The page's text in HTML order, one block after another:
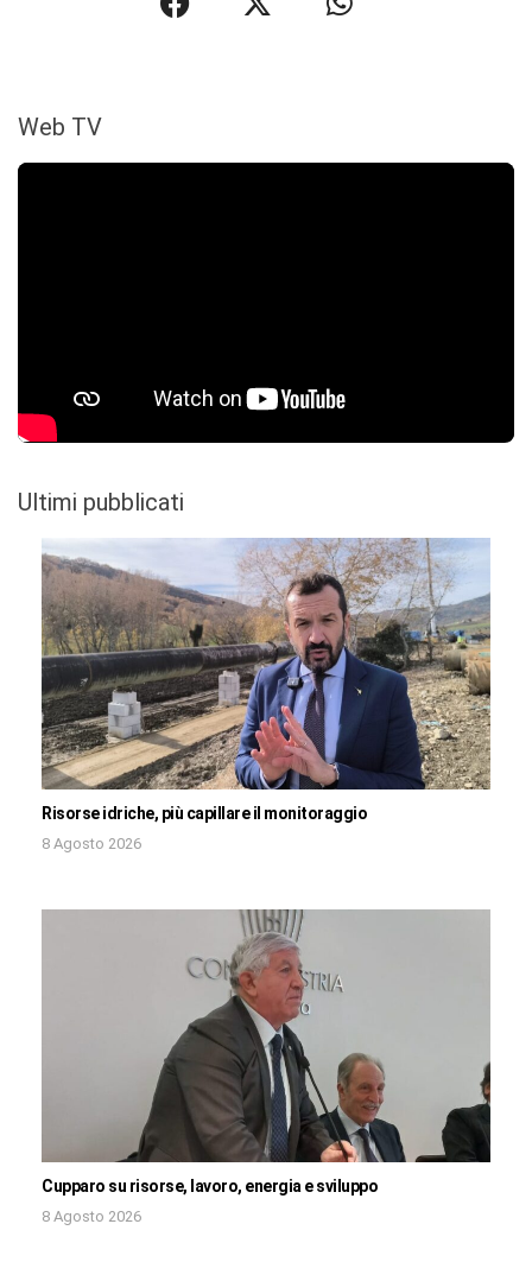
Web TV
Ultimi pubblicati
Risorse idriche, più capillare il monitoraggio
8 Agosto 2026
Cupparo su risorse, lavoro, energia e sviluppo
8 Agosto 2026